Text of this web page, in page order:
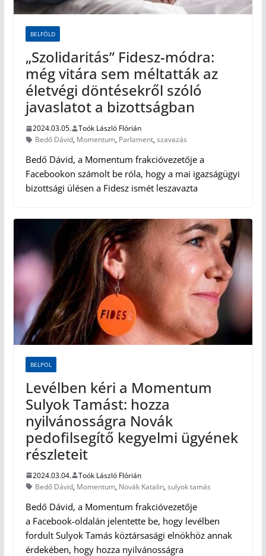
BELFÖLD
„Szolidaritás” Fidesz-módra:
még vitára sem méltatták az
életvégi döntésekről szóló
javaslatot a bizottságban
2024.03.05.
Toók László Flórián
Bedő Dávid, Momentum, Parlament,szavazás
Bedő Dávid, a Momentum frakcióvezetője a
Facebookon számolt be róla, hogy a mai igazságügyi
bizottsági ülésen a Fidesz ismét leszavazta
BELPOL
Levélben kéri a Momentum
Sulyok Tamást: hozza
nyilvánosságra Novák
pedofilsegítő kegyelmi ügyének
részleteit
2024.03.04.
Toók László Flórián
Bedő Dávid, Momentum, Novák Katalin,sulyok tamás
Bedő Dávid, a Momentum frakcióvezetője
a Facebook-oldalán jelentette be, hogy levélben
fordult Sulyok Tamás köztársasági elnökhöz annak
érdekében, hogy hozza nyilvánosságra